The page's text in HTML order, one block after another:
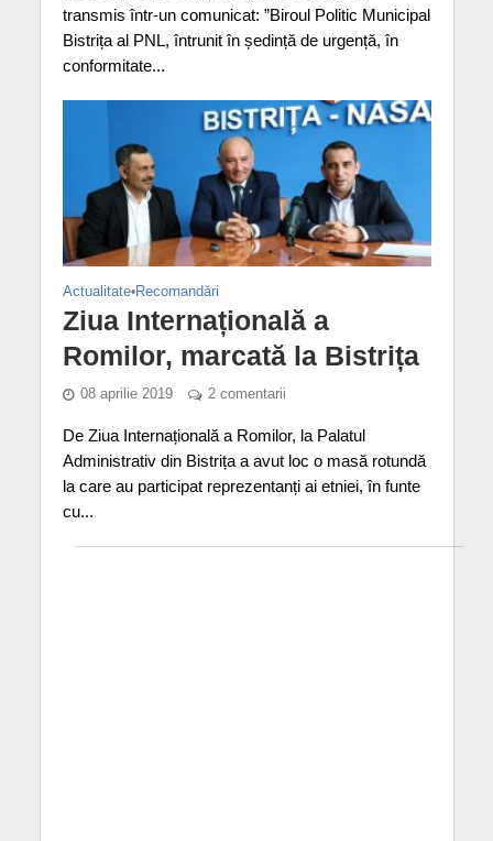
transmis într-un comunicat: ”Biroul Politic Municipal
Bistrița al PNL, întrunit în ședință de urgență, în
conformitate...
Actualitate•Recomandări
Ziua Internațională a
Romilor, marcată la Bistrița
08 aprilie 2019 2 comentarii
De Ziua Internațională a Romilor, la Palatul
Administrativ din Bistrița a avut loc o masă rotundă
la care au participat reprezentanți ai etniei, în funte
cu...